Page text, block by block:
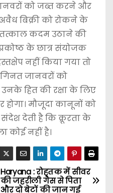
को जब्त करने और
बिक्री को रोकने के
कदम उठाने की
के छात्र संयोजक
नहीं किया गया तो
जानवरों को
हित की रक्षा के लिए
मौजूदा कानूनों को
देती है कि क्रूरता के
कोई नहीं है।
Haryana : रोहतक में सीवर
की जहरीली गैस से पिता
और दो बेटों की जान गई